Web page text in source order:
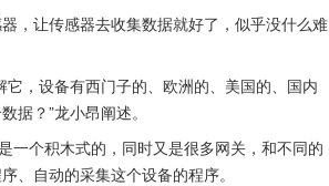
，让传感器去收集数据就好了，似乎没什么难
，设备有西门子的、欧洲的、美国的、国内
据？”龙小昂阐述。
一个积木式的，同时又是很多网关，和不同的
、自动的采集这个设备的程序。